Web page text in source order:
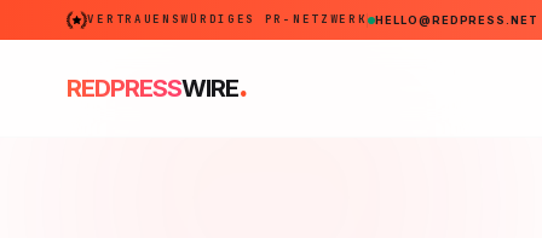
VERTRAUENSWÜRDIGES PR-NETZWERK HELLO@REDPRESS.NET
REDPRESSWIRE.